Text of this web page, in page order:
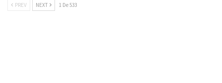
PREV NEXT 1 De 533